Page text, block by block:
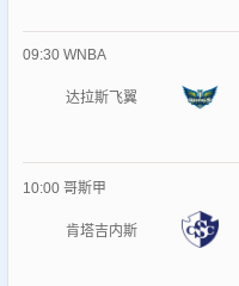
09:30 WNBA
达拉斯飞翼
10:00 哥斯甲
肯塔吉内斯